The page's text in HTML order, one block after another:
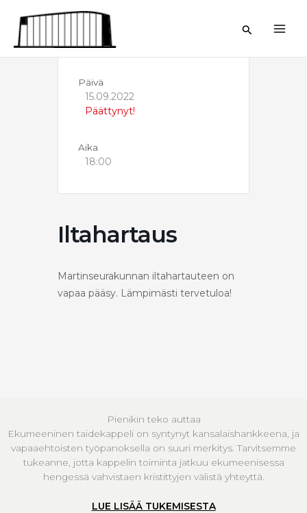
sisältöön
Hae
Päivä
15.09.2022
Päättynyt!
Aika
18:00
Iltahartaus
Martinseurakunnan iltahartauteen on
vapaa pääsy. Lämpimästi tervetuloa!
Pienikin teko auttaa
Ekumeeninen taidekappeli on syntynyt kansalaishankkeena, ja
vapaaehtoisten työpanoksella on suuri merkitys. Tarvitsemme
tukeanne, jotta kappelin toiminta jatkuu ekumeenisessa
hengessä vahvistaen kristittyjen välistä yhteyttä.
LUE LISÄÄ TUKEMISESTA